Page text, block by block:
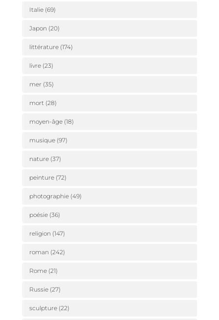
Italie(69)
Japon (20)
littérature(174)
livre(23)
mer (35)
mort(28)
moyen-âge(18)
musique(97)
nature(37)
peinture(72)
photographie(49)
poésie(36)
religion (147)
roman (242)
Rome(21)
Russie(27)
sculpture(22)